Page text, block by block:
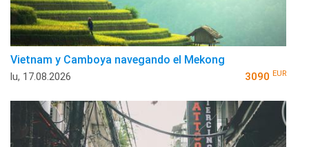
Vietnam y Camboya navegando el Mekong
lu, 17.08.2026 3090 EUR